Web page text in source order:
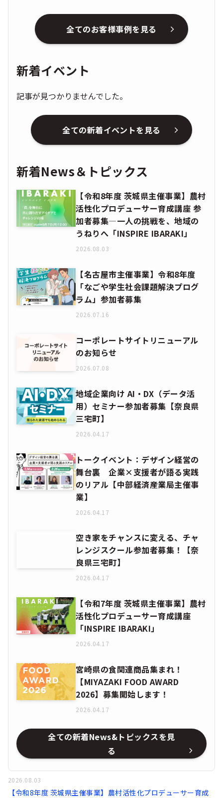
全てのお客様事例を見る
新着イベント
記事が見つかりませんでした。
全ての新着イベントを見る
新着News＆トピックス
【令和8年度 茨城県主催事業】農村
活性化プロデューサー育成講座 参
加者募集―一人の挑戦を、地域の
うねりへ「INSPIRE IBARAKI」
2026.08.03
【名古屋市主催事業】令和8年度
「なごや学生社会課題解決プログ
ラム」参加者募集
2026.07.16
コーポレートサイトリニューアル
のお知らせ
2026.07.08
地域企業向け AI・DX（データ活
用）セミナー参加者募集【奈良県
三宅町】
2026.04.17
トークイベント：デザイン経営の
舞台裏 企業×支援者が語る実践
のリアル【中部経済産業局主催事
業】
2026.04.17
空き家をチャンスに変える、チャ
レンジスクール参加者募集！【奈
良県三宅町】
2026.04.17
【令和7年度 茨城県主催事業】農村
活性化プロデューサー育成講座
「INSPIRE IBARAKI」
2026.04.17
宮崎県の食関連商品集まれ！
【MIYAZAKI FOOD AWARD
2026】募集開始します！
2026.04.17
全ての新着News&トピックスを見
る
【令和8年度 茨城県主催事業】農村活性化プロデューサー育成
2026.08.03